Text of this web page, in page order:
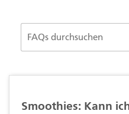
Smoothies: Kann